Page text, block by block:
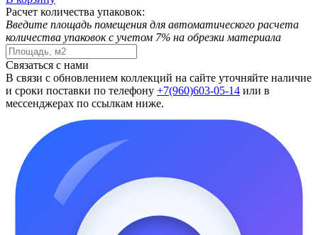
Расчет количества упаковок:
Введите площадь помещения для автоматического расчета
количества упаковок с учетом 7% на обрезки материала
Связаться с нами
В связи с обновлением коллекций на сайте уточняйте наличие
и сроки поставки по телефону +7(960)603-05-14 или в
мессенджерах по ссылкам ниже.